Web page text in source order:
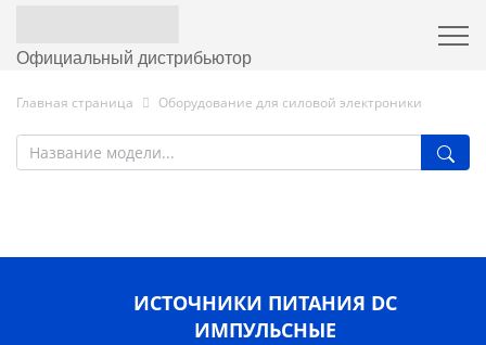
Официальный дистрибьютор
Главная страница Оборудование для силовой электроники
ИСТОЧНИКИ ПИТАНИЯ DC
ИМПУЛЬСНЫЕ